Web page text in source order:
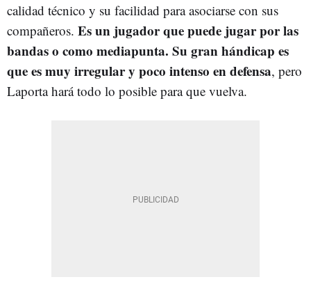
calidad técnico y su facilidad para asociarse con sus
compañeros. Es un jugador que puede jugar por las
bandas o como mediapunta. Su gran hándicap es
que es muy irregular y poco intenso en defensa, pero
Laporta hará todo lo posible para que vuelva.